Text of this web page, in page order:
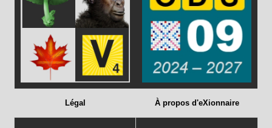
Légal À propos d'eXionnaire